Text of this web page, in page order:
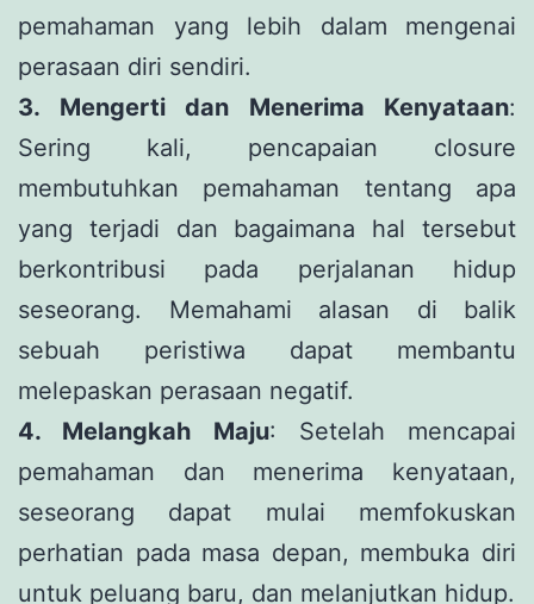
pemahaman yang lebih dalam mengenai
perasaan diri sendiri.
3. Mengerti dan Menerima Kenyataan:
Sering kali, pencapaian closure
membutuhkan pemahaman tentang apa
yang terjadi dan bagaimana hal tersebut
berkontribusi pada perjalanan hidup
seseorang. Memahami alasan di balik
sebuah peristiwa dapat membantu
melepaskan perasaan negatif.
4. Melangkah Maju: Setelah mencapai
pemahaman dan menerima kenyataan,
seseorang dapat mulai memfokuskan
perhatian pada masa depan, membuka diri
untuk peluang baru, dan melanjutkan hidup.